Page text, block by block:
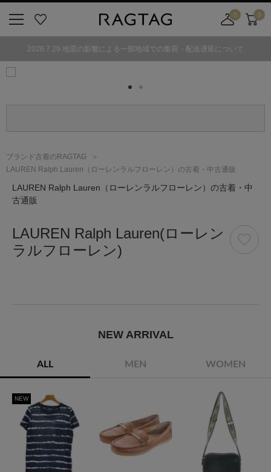
ボ
気
0
舗
ト
0
2026.7.29 地震の影響による一部地域での集荷・配送遅延について
ブランド古着のRAGTAG
LAUREN Ralph Lauren（ローレンラルフローレン）の古着・中古通販
LAUREN Ralph Lauren （ローレンラルフローレン） の古着・中
古通販
LAUREN Ralph Lauren(ローレン
ラルフローレン)
NEW ARRIVAL
ALL MEN WOMEN
NEW